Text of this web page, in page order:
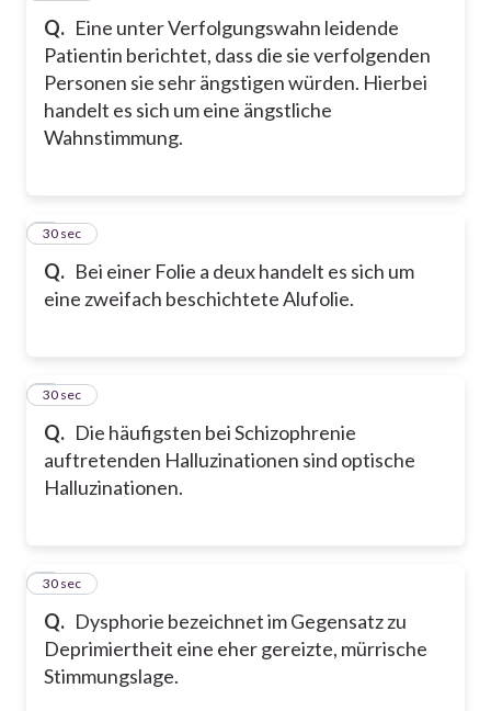
Q. Eine unter Verfolgungswahn leidende
Patientin berichtet, dass die sie verfolgenden
Personen sie sehr ängstigen würden. Hierbei
handelt es sich um eine ängstliche
Wahnstimmung.
Q. Bei einer Folie a deux handelt es sich um
eine zweifach beschichtete Alufolie.
3
30 sec
Q. Die häufigsten bei Schizophrenie
auftretenden Halluzinationen sind optische
Halluzinationen.
4
30 sec
Q. Dysphorie bezeichnet im Gegensatz zu
Deprimiertheit eine eher gereizte, mürrische
Stimmungslage.
5
30 sec